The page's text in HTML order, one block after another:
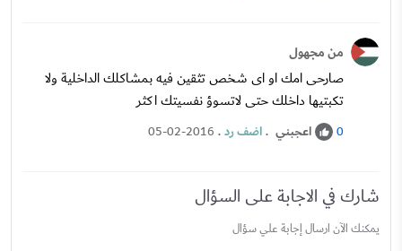
من مجهول
صارحى امك او اى شخص تثقين فيه بمشاكلك الداخلية ولا
تكبتيها داخلك حتى لاتسوؤ نفسيتك اكثر
0 اعجبني .اضف رد.
05-02-2016
شارك في الاجابة على السؤال
يمكنك الآن ارسال إجابة علي سؤال